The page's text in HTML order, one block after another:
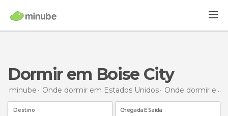
Dormir em Boise City
minube Onde dormir em Estados Unidos Onde dormir em Oklahoma
Destino Chegada E Saída